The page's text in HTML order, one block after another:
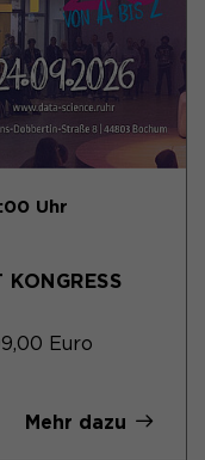
Uhr
KONGRESS
Euro
Mehr dazu